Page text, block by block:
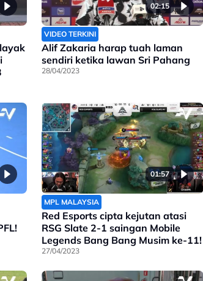
02:15
VIDEO TERKINI
Alif Zakaria harap tuah laman
sendiri ketika lawan Sri Pahang
28/04/2023
01:57
MPL MALAYSIA
Red Esports cipta kejutan atasi
RSG Slate 2-1 saingan Mobile
Legends Bang Bang Musim ke-11!
27/04/2023